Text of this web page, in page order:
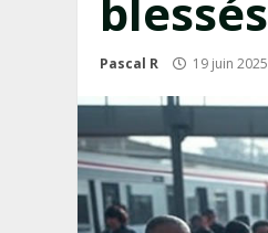
blessés
Pascal R 19 juin 2025